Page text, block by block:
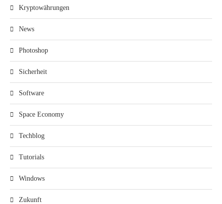
Kryptowährungen
News
Photoshop
Sicherheit
Software
Space Economy
Techblog
Tutorials
Windows
Zukunft